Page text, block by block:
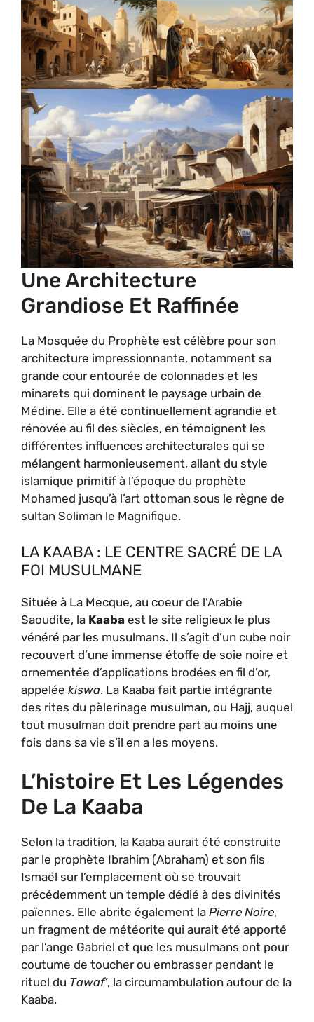
Une Architecture
Grandiose Et Raffinée
La Mosquée du Prophète est célèbre pour son
architecture impressionnante, notamment sa
grande cour entourée de colonnades et les
minarets qui dominent le paysage urbain de
Médine. Elle a été continuellement agrandie et
rénovée au fil des siècles, en témoignent les
différentes influences architecturales qui se
mélangent harmonieusement, allant du style
islamique primitif à l’époque du prophète
Mohamed jusqu’à l’art ottoman sous le règne de
sultan Soliman le Magnifique.
LA KAABA : LE CENTRE SACRÉ DE LA
FOI MUSULMANE
Située à La Mecque, au coeur de l’Arabie
Saoudite, la Kaaba est le site religieux le plus
vénéré par les musulmans. Il s’agit d’un cube noir
recouvert d’une immense étoffe de soie noire et
ornementée d’applications brodées en fil d’or,
appelée kiswa. La Kaaba fait partie intégrante
des rites du pèlerinage musulman, ou Hajj, auquel
tout musulman doit prendre part au moins une
fois dans sa vie s’il en a les moyens.
L’histoire Et Les Légendes
De La Kaaba
Selon la tradition, la Kaaba aurait été construite
par le prophète Ibrahim (Abraham) et son fils
Ismaël sur l’emplacement où se trouvait
précédemment un temple dédié à des divinités
païennes. Elle abrite également la Pierre Noire,
un fragment de météorite qui aurait été apporté
par l’ange Gabriel et que les musulmans ont pour
coutume de toucher ou embrasser pendant le
rituel du Tawaf’, la circumambulation autour de la
Kaaba.